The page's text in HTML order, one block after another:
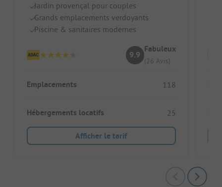
Jardin provençal pour couples
Grands emplacements verdoyants
Piscine & sanitaires modernes
9.9
Fabuleux
(26 Avis)
Emplacements 118
Hébergements locatifs 25
Afficher le tarif